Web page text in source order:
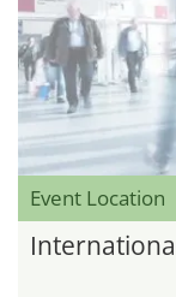
Event Location